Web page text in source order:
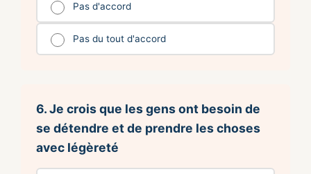
Pas d'accord
Pas du tout d'accord
6. Je crois que les gens ont besoin de
se détendre et de prendre les choses
avec légèreté